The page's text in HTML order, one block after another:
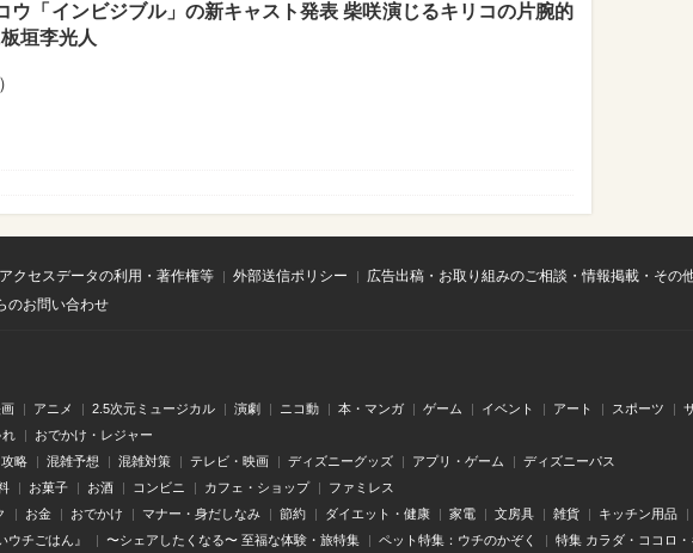
ウ「インビジブル」の新キャスト発表 柴咲演じるキリコの片腕的
垣李光人
）
アクセスデータの利用・著作権等 外部送信ポリシー
広告出稿・お取り組みのご相談・情報掲載・その
のお問い合わせ
アニメ 2.5次元ミュージカル 演劇 ニコ動 本・マンガ ゲーム イベント アート スポーツ
れ おでかけ・レジャー
略 混雑予想 混雑対策 テレビ・映画 ディズニーグッズ アプリ・ゲーム ディズニーパス
お菓子 お酒 コンビニ カフェ・ショップ ファミレス
お金 おでかけ マナー・身だしなみ 節約 ダイエット・健康 家電 文房具 雑貨 キッチン用品
ウチごはん』 〜シェアしたくなる〜 至福な体験・旅特集 ペット特集：ウチのかぞく 特集 カラダ・ココロ・